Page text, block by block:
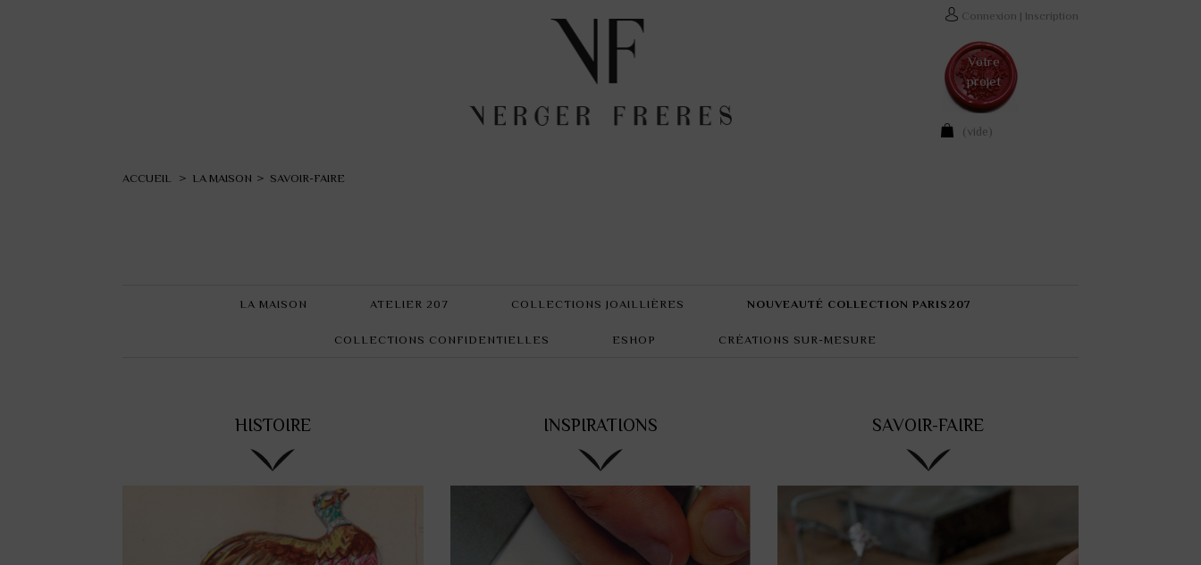
Connexion | Inscription
(vide)
Votre
projet
LA MAISON ATELIER 207 COLLECTIONS JOAILLIÈRES NOUVEAUTÉ COLLECTION PARIS207
COLLECTIONS CONFIDENTIELLES ESHOP CRÉATIONS SUR-MESURE
ACCUEIL > LA MAISON > SAVOIR-FAIRE
HISTOIRE INSPIRATIONS SAVOIR-FAIRE